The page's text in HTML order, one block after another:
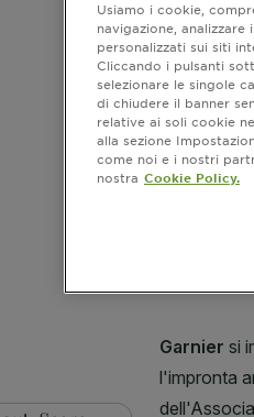
Usiamo i cookie,
navigazione,
personalizzati sui siti
Cliccando i pulsanti
selezionare le singole
di chiudere il banner
relative ai soli cookie
alla sezione
come noi e i nostri
nostra Cookie Policy.